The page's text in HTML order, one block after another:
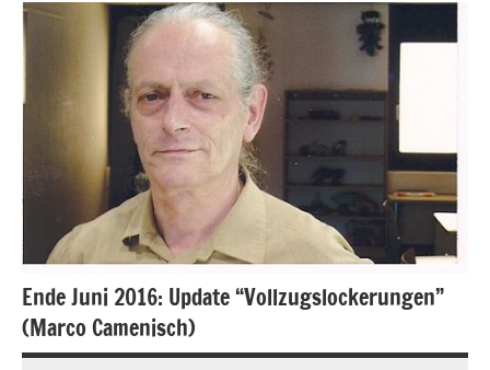
Ende Juni 2016: Update “Vollzugslockerungen”
(Marco Camenisch)